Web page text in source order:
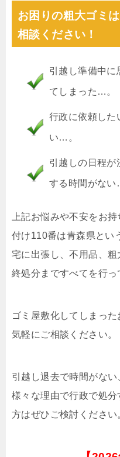
お困りの粗大ゴミ
相談ください！
引越し準備中に
てしまった…。
行政に依頼した
い…。
引越しの日程が
する時間がない
上記お悩みや不安をお
付け110番は青森県とい
宅に出張し、不用品、
終処分まですべてを行っ
ゴミ屋敷化してしまっ
気軽にご相談ください。
引越し退去で時間がない
様々な理由で行政で処
方はぜひご検討ください